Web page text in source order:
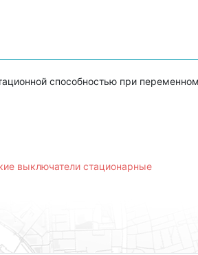
способностью при
выключатели стационарные